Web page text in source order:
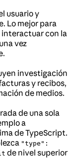
usuario y
Lo mejor para
interactuar con la
vez
investigación
y recibos,
de medios.
de una sola
a
de TypeScript.
"type":
de nivel superior